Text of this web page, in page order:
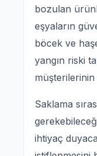
bozulan
eşyaların
böcek ve
yangın riski
müşterilerinin
Saklama
ihtiyaç